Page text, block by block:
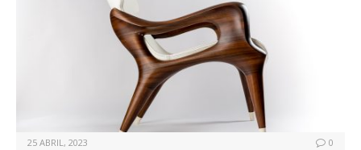
25 ABRIL, 2023 0